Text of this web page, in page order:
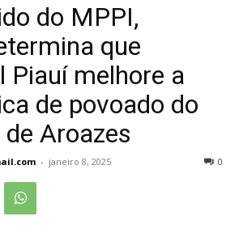
do MPPI,
que
Piauí melhore a
de povoado do
Aroazes
- janeiro 8, 2025 0